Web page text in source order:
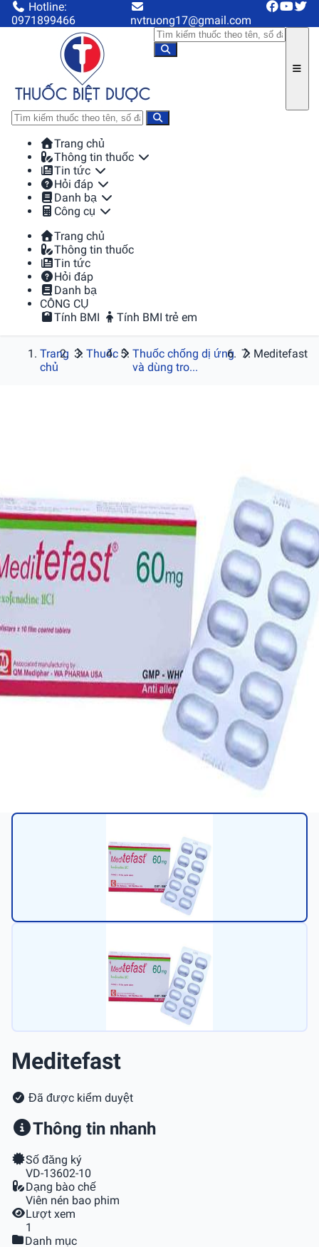
Hotline:
0971899466
nvtruong17@gmail.com
Trang chủ
Thông tin thuốc
Tin tức
Hỏi đáp
Danh bạ
Công cụ
Trang chủ
Thông tin thuốc
Tin tức
Hỏi đáp
Danh bạ
CÔNG CỤ
Tính BMI
Tính BMI trẻ em
Trang
chủ
Thuốc
Thuốc chống dị ứng
và dùng tro...
Meditefast
Meditefast
Đã được kiểm duyệt
Thông tin nhanh
Số đăng ký
VD-13602-10
Dạng bào chế
Viên nén bao phim
Lượt xem
1
Danh mục